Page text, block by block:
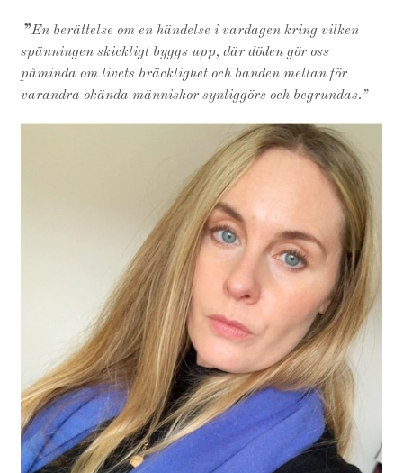
”En berättelse om en händelse i vardagen kring vilken
spänningen skickligt byggs upp, där döden gör oss
påminda om livets bräcklighet och banden mellan för
varandra okända människor synliggörs och begrundas.”